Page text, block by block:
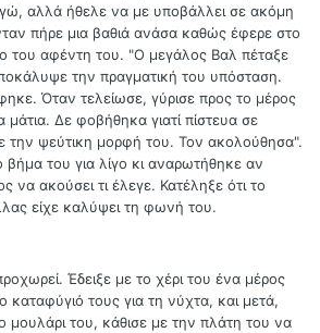
αλλά ήθελε να με υποβάλλει σε ακόμη
πήρε μια βαθιά ανάσα καθώς έφερε στο
του αφέντη του. "Ο μεγάλος Βαλ πέταξε
την πραγματική του υπόσταση.
Όταν τελείωσε, γύρισε προς το μέρος
μάτια. Δε φοβήθηκα γιατί πίστευα σε
την ψεύτικη μορφή του. Τον ακολούθησα".
του για λίγο κι αναρωτήθηκε αν
να ακούσει τι έλεγε. Κατέληξε ότι το
είχε καλύψει τη φωνή του.
Έδειξε με το χέρι του ένα μέρος
καταφύγιό τους για τη νύχτα, και μετά,
του, κάθισε με την πλάτη του να